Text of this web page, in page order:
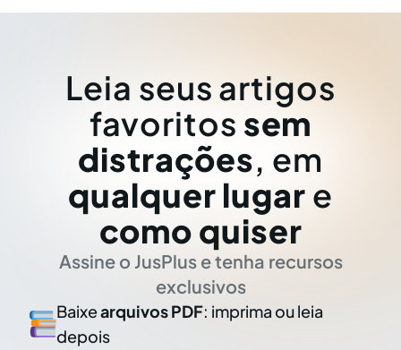
Leia seus artigos
favoritos sem
distrações, em
qualquer lugar e
como quiser
Assine o JusPlus e tenha recursos
exclusivos
Baixearquivos PDF: imprima ou leia
depois